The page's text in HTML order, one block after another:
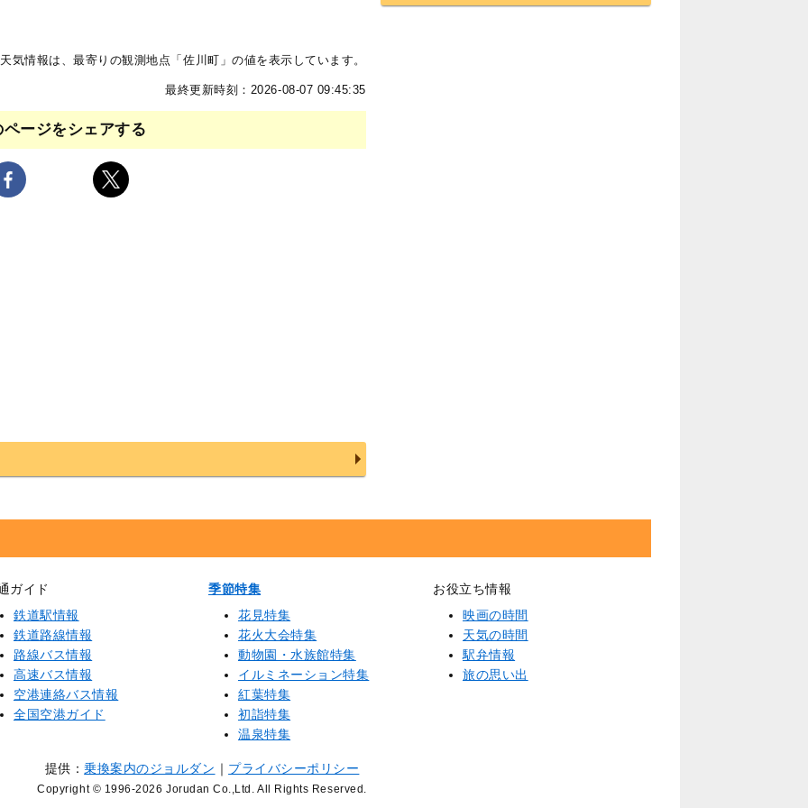
気情報は、最寄りの観測地点「佐川町」の値を表示しています。
最終更新時刻：2026-08-07 09:45:35
ページをシェアする
ガイド
鉄道駅情報
鉄道路線情報
路線バス情報
高速バス情報
空港連絡バス情報
全国空港ガイド
季節特集
花見特集
花火大会特集
動物園・水族館特集
イルミネーション特集
紅葉特集
初詣特集
温泉特集
お役立ち情報
映画の時間
天気の時間
駅弁情報
旅の思い出
提供：乗換案内のジョルダン ｜ プライバシーポリシー
Copyright © 1996-2026 Jorudan Co.,Ltd. All Rights Reserved.